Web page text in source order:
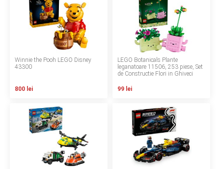
Instalare scaune/scoici auto
ANPC
ANPC SAL
SOL
Contact
Copyright 2026 BabyMatters
Winnie the Pooh LEGO Disney
43300
800 lei
LEGO Botanicals Plante
leganatoare 11506, 253 piese, Set
de Constructie Flori in Ghiveci
99 lei